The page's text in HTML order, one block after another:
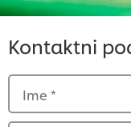
Kontaktni
Ime *